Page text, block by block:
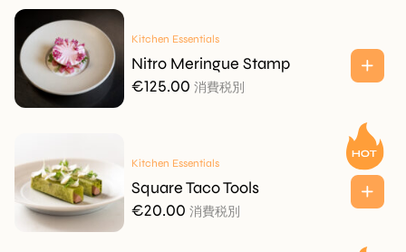
Kitchen Essentials
Nitro Meringue Stamp
€125.00 消費税別
Kitchen Essentials
Square Taco Tools
€20.00 消費税別